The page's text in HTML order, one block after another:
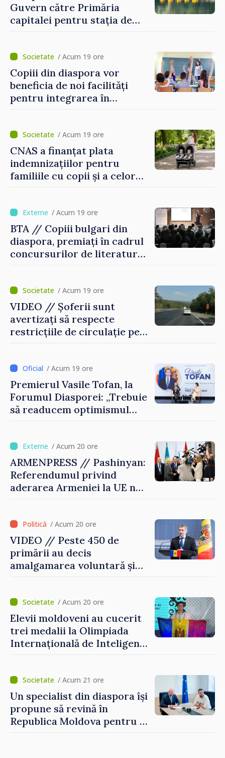
Guvern către Primăria
capitalei pentru stația de
puse în funcțiune
/ Acum 19 ore
Copiii din diaspora vor
beneficia de noi facilități
pentru integrarea în
/ Acum 19 ore
CNAS a finanțat plata
indemnizațiilor pentru
familiile cu copii și a celor
/ Acum 19 ore
BTA // Copiii bulgari din
diaspora, premiați în cadrul
concursurilor de literatură,
Bulgarii din Străinătate
/ Acum 19 ore
VIDEO // Șoferii sunt
avertizați să respecte
restricțiile de circulație pe
reparație/ Acum 19 ore
Premierul Vasile Tofan, la
Forumul Diasporei: „Trebuie
să readucem optimismul
direcția corectă”
/ Acum 20 ore
ARMENPRESS // Pashinyan:
Referendumul privind
aderarea Armeniei la UE nu
/ Acum 20 ore
VIDEO // Peste 450 de
primării au decis
amalgamarea voluntară și
Grosu: „Este important să
depășim blocajele și să dăm o
șansă localităților să se
dezvolte”
/ Acum 20 ore
Elevii moldoveni au cucerit
trei medalii la Olimpiada
Internațională de Inteligență
/ Acum 21 ore
Un specialist din diaspora își
propune să revină în
Republica Moldova pentru a